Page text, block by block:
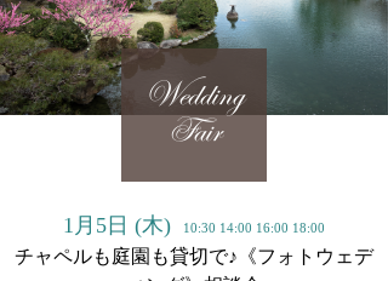
Wedding
Fair
1月5日 (木) 10:30 14:00 16:00 18:00
チャペルも庭園も貸切で♪《フォトウェデ